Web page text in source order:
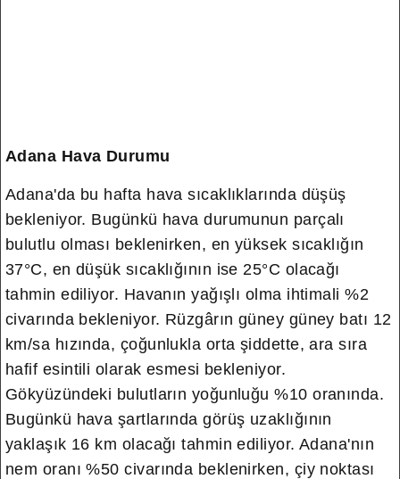
Adana Hava Durumu
Adana'da bu hafta hava sıcaklıklarında düşüş
bekleniyor. Bugünkü hava durumunun parçalı
bulutlu olması beklenirken, en yüksek sıcaklığın
37°C, en düşük sıcaklığının ise 25°C olacağı
tahmin ediliyor. Havanın yağışlı olma ihtimali %2
civarında bekleniyor. Rüzgârın güney güney batı 12
km/sa hızında, çoğunlukla orta şiddette, ara sıra
hafif esintili olarak esmesi bekleniyor.
Gökyüzündeki bulutların yoğunluğu %10 oranında.
Bugünkü hava şartlarında görüş uzaklığının
yaklaşık 16 km olacağı tahmin ediliyor. Adana'nın
nem oranı %50 civarında beklenirken, çiy noktası